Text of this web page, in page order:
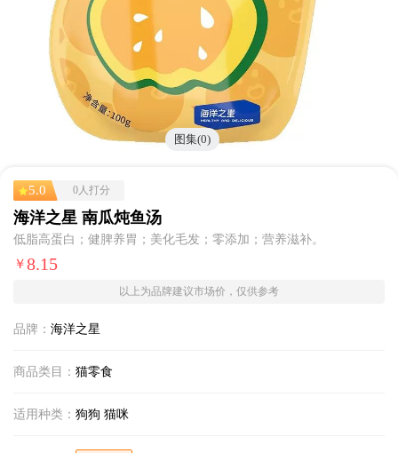
图集(0)
5.0 0人打分
海洋之星 南瓜炖鱼汤
低脂高蛋白；健脾养胃；美化毛发；零添加；营养滋补。
￥8.15
以上为品牌建议市场价，仅供参考
品牌： 海洋之星
商品类目： 猫零食
适用种类： 狗狗 猫咪